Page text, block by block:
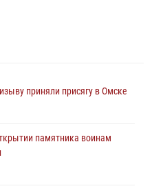
приняли присягу в Омске
памятника воинам